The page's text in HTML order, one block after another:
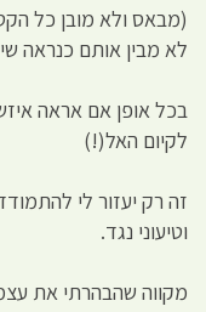
(מבאס ולא מובן כל
לא מבין אותם כנראה
בכל אופן אם אראה
לקיום האל(!)
זה רק יעזור לי
וטיעוני נגד.
מקווה שהבהרתי את